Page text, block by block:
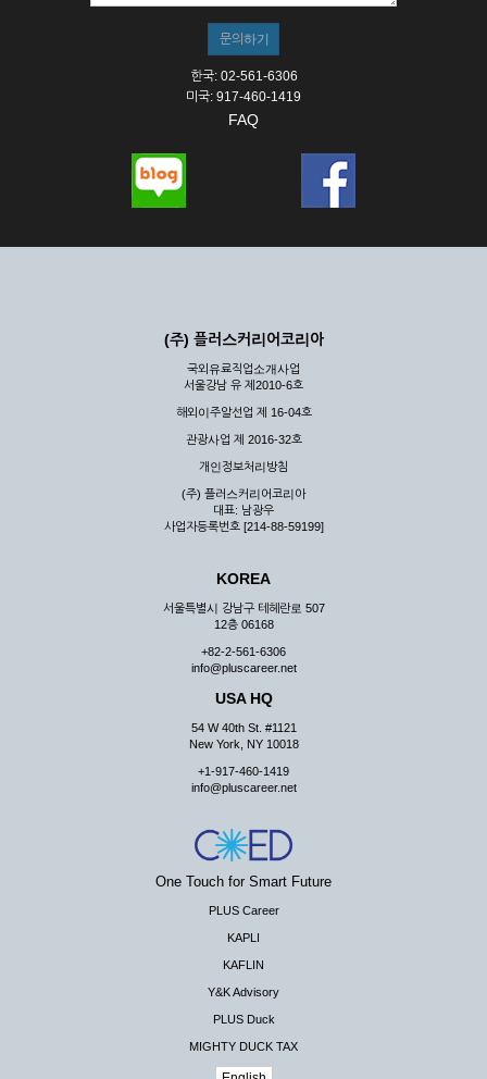
한국: 02-561-6306
미국: 917-460-1419
FAQ
(주) 플러스커리어코리아
국외유료직업소개사업
서울강남 유 제2010-6호
해외이주알선업 제 16-04호
관광사업 제 2016-32호
개인정보처리방침
(주) 플러스커리어코리아
대표: 남광우
사업자등록번호 [214-88-59199]
KOREA
서울특별시 강남구 테헤란로 507
12층 06168
+82-2-561-6306
info@pluscareer.net
USA HQ
54 W 40th St. #1121
New York, NY 10018
+1-917-460-1419
info@pluscareer.net
One Touch for Smart Future
PLUS Career
KAPLI
KAFLIN
Y&K Advisory
PLUS Duck
MIGHTY DUCK TAX